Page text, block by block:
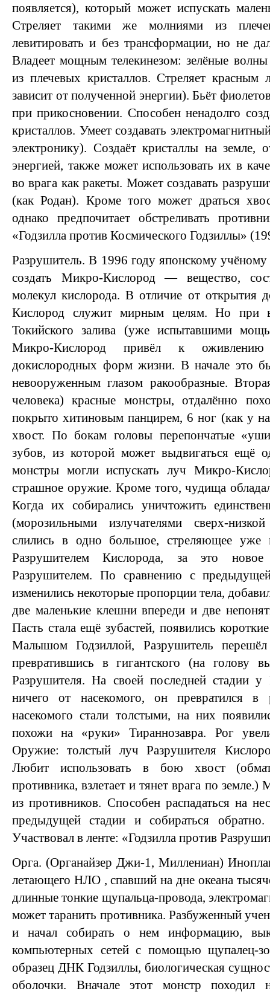
появляется), который может испускать
Стреляет такими же молниями из
левитировать и без трансформации, но не
Владеет мощным телекинезом: зелёные
из плечевых кристаллов. Стреляет
зависит от полученной энергии). Бьёт
при прикосновении. Способен ненадолго
кристаллов. Умеет создавать
электронику). Создаёт кристаллы на земле,
энергией, также может использовать их в
во врага как ракеты. Может создавать
(как Родан). Кроме того может драться
однако предпочитает обстреливать
«Годзилла против Космического Годзиллы»
Разрушитель. В 1996 году японскому
создать Микро-Кислород — вещество,
молекул кислорода. В отличие от открытия
Кислород служит мирным целям. Но при
Токийского залива (уже испытавшими
Микро-Кислород привёл к
докислородных форм жизни. В начале это
невооруженным глазом ракообразные.
человека) красные монстры, отдалённо
покрыто хитиновым панцирем, 6 ног (как у
хвост. По бокам головы перепончатые
зубов, из которой может выдвигаться ещё
монстры могли испускать луч Микро-
страшное оружие. Кроме того, чудища
Когда их собирались уничтожить
(морозильными излучателями сверх-
слились в одно большое, стреляющее
Разрушителем Кислорода, за это
Разрушителем. По сравнению с
изменились некоторые пропорции тела,
две маленькие клешни впереди и две
Пасть стала ещё зубастей, появились
Малышом Годзиллой, Разрушитель
превратившись в гигантского (на голову
Разрушителя. На своей последней стадии у
ничего от насекомого, он превратился в
насекомого стали толстыми, на них
похожи на «руки» Тираннозавра. Рог
Оружие: толстый луч Разрушителя
Любит использовать в бою хвост
противника, взлетает и тянет врага по
из противников. Способен распадаться на
предыдущей стадии и собираться
Участвовал в ленте: «Годзилла против
Орга. (Органайзер Джи-1, Миллениан)
летающего НЛО , спавший на дне океана
длинные тонкие щупальца-провода,
может таранить противника. Разбуженный
и начал собирать о нем информацию,
компьютерных сетей с помощью щупалец-
образец ДНК Годзиллы, биологическая
оболочки. Вначале этот монстр походил